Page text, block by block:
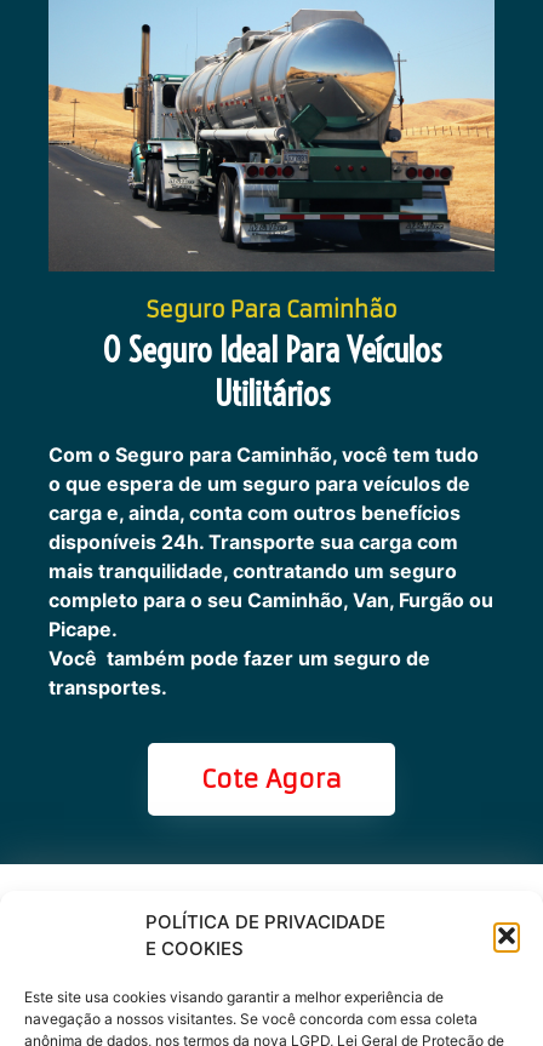
POLÍTICA DE PRIVACIDADE
E COOKIES
Este site usa cookies visando garantir a melhor experiência de
navegação a nossos visitantes. Se você concorda com essa coleta
anônima de dados, nos termos da nova LGPD, Lei Geral de Proteção de
Seguro Para Caminhão
O Seguro Ideal Para Veículos
Utilitários
Com o Seguro para Caminhão, você tem tudo
o que espera de um seguro para veículos de
carga e, ainda, conta com outros benefícios
disponíveis 24h. Transporte sua carga com
mais tranquilidade, contratando um seguro
completo para o seu Caminhão, Van, Furgão ou
Picape.
Você também pode fazer um seguro de
transportes.
Cote Agora
Cote online ou
peça via